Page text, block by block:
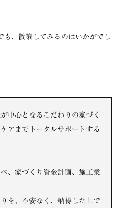
も、散策してみるのはいかがでし
中心となるこだわりの家づく
アまでトータルサポートする
、家づくり資金計画、施工業
を、不安なく、納得した上で